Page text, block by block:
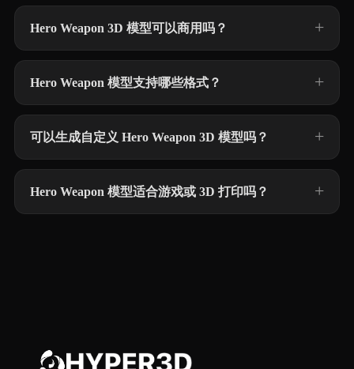
Hero Weapon 3D 模型可以商用吗？
Hero Weapon 模型支持哪些格式？
可以生成自定义 Hero Weapon 3D 模型吗？
Hero Weapon 模型适合游戏或 3D 打印吗？